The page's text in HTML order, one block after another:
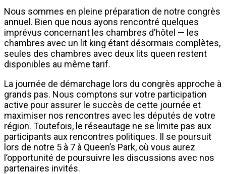
Nous sommes en pleine préparation de notre congrès
annuel. Bien que nous ayons rencontré quelques
imprévus concernant les chambres d’hôtel — les
chambres avec un lit king étant désormais complètes,
seules des chambres avec deux lits queen restent
disponibles au même tarif.
La journée de démarchage lors du congrès approche à
grands pas. Nous comptons sur votre participation
active pour assurer le succès de cette journée et
maximiser nos rencontres avec les députés de votre
région. Toutefois, le réseautage ne se limite pas aux
participants aux rencontres politiques. Il se poursuit
lors de notre 5 à 7 à Queen’s Park, où vous aurez
l’opportunité de poursuivre les discussions avec nos
partenaires invités.